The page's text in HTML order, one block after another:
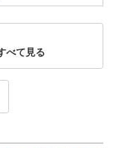
べて見る